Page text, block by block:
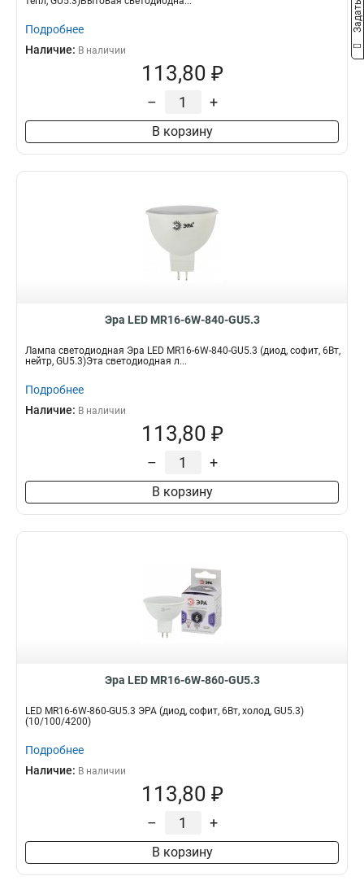
Подробнее
Наличие: В наличии
113,80 ₽
– +
В корзину
Эра LED MR16-6W-840-GU5.3
Лампа светодиодная Эра LED MR16-6W-840-GU5.3 (диод, софит, 6Вт,
нейтр, GU5.3)Эта светодиодная л...
Подробнее
Наличие: В наличии
113,80 ₽
– +
В корзину
Эра LED MR16-6W-860-GU5.3
LED MR16-6W-860-GU5.3 ЭРА (диод, софит, 6Вт, холод, GU5.3)
(10/100/4200)
Подробнее
Наличие: В наличии
113,80 ₽
– +
В корзину